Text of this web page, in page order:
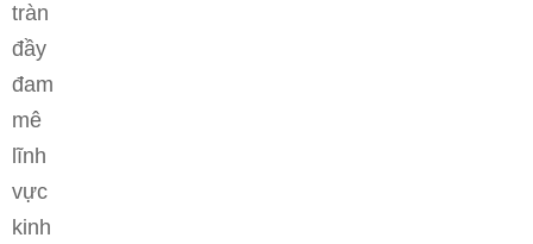
tràn
đầy
đam
mê
lĩnh
vực
kinh